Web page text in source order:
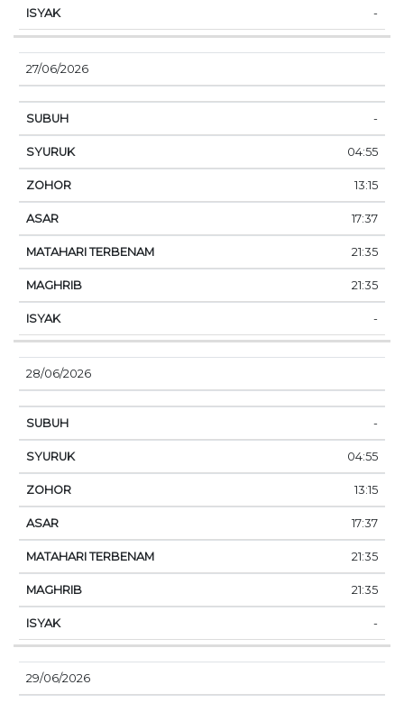
-
27/06/2026
-
04:55
13:15
17:37
21:35
21:35
-
28/06/2026
-
04:55
13:15
17:37
21:35
21:35
-
29/06/2026